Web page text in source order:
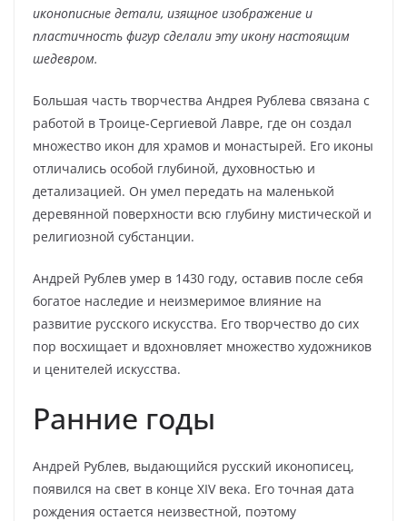
иконописные детали, изящное изображение и
пластичность фигур сделали эту икону настоящим
шедевром.
Большая часть творчества Андрея Рублева связана с
работой в Троице-Сергиевой Лавре, где он создал
множество икон для храмов и монастырей. Его иконы
отличались особой глубиной, духовностью и
детализацией. Он умел передать на маленькой
деревянной поверхности всю глубину мистической и
религиозной субстанции.
Андрей Рублев умер в 1430 году, оставив после себя
богатое наследие и неизмеримое влияние на
развитие русского искусства. Его творчество до сих
пор восхищает и вдохновляет множество художников
и ценителей искусства.
Ранние годы
Андрей Рублев, выдающийся русский иконописец,
появился на свет в конце XIV века. Его точная дата
рождения остается неизвестной, поэтому